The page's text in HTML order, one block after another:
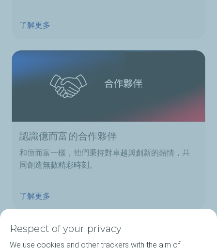
了解更多
認識億而富的合作夥伴
和億而富一樣，他們秉持對卓越與創新的熱情，共
同創造無數精彩時刻。
了解更多
Respect of your privacy
We use cookies and other trackers with the aim of